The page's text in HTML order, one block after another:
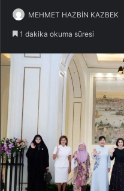
MEHMET HAZBİN KAZBEK
1 dakika okuma süresi